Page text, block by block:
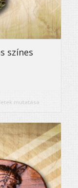
színes
mutatása